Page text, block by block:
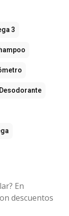
3
Desodorante
En
descuentos